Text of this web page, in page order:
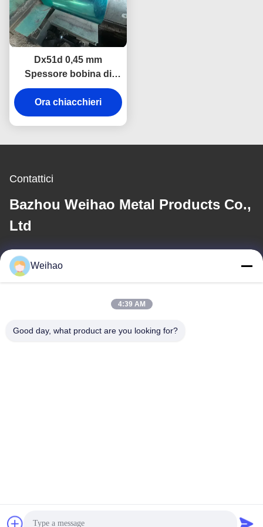
Dx51d 0,45 mm
Spessore bobina di
acciaio rivestita di
colore morbido per
taglio di fogli Servizio di
Ora chiacchieri
Contattici
Bazhou Weihao Metal Products Co.,
Ltd
E-mail
408690175@qq.com
Il nostro indirizzo
di Copyright -2026 Bazhou Weihao Metal Products Co., Ltd . Tutti
Weihao
4:39 AM
Good day, what product are you looking for?